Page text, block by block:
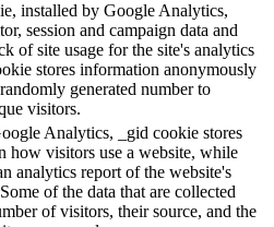
installed by Google Analytics,
session and campaign data and
of site usage for the site's analytics
stores information anonymously
generated number to
visitors.
Analytics, _gid cookie stores
how visitors use a website, while
analytics report of the website's
of the data that are collected
of visitors, their source, and the